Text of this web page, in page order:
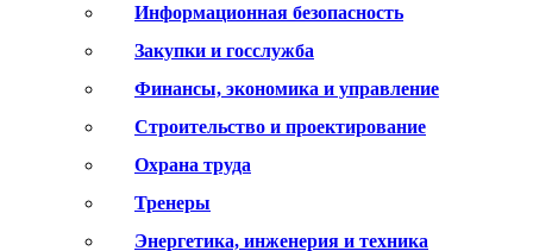
Информационная безопасность
Закупки и госслужба
Финансы, экономика и управление
Строительство и проектирование
Охрана труда
Тренеры
Энергетика, инженерия и техника